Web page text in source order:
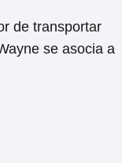
de transportar
se asocia a